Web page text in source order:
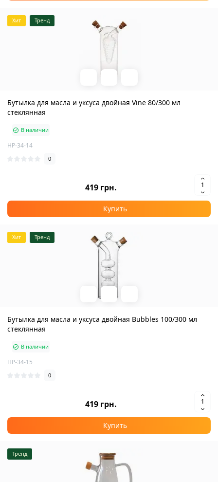
Хит Тренд
Бутылка для масла и уксуса двойная Vine 80/300 мл
стеклянная
В наличии
HP-34-14
0
419 грн.
Купить
Хит Тренд
Бутылка для масла и уксуса двойная Bubbles 100/300 мл
стеклянная
В наличии
HP-34-15
0
419 грн.
Купить
Тренд